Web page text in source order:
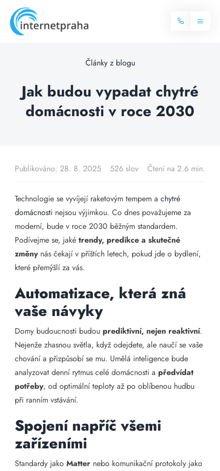
content
Toggle
Internet
Balíčky internetu
Televize
Blog
Kontakt
Články z blogu
Jak budou vypadat chytré
domácnosti v roce 2030
Publikováno: 28. 8. 2025 526 slov Čtení na 2.6 min.
Technologie se vyvíjejí raketovým tempem a chytré
domácnosti nejsou výjimkou. Co dnes považujeme za
moderní, bude v roce 2030 běžným standardem.
Podívejme se, jaké trendy, predikce a skutečné
změnynás čekají v příštích letech, pokud jde o bydlení,
které přemýšlí za vás.
Automatizace, která zná
vaše návyky
Domy budoucnosti budou prediktivní, nejen reaktivní.
Nejenže zhasnou světla, když odejdete, ale naučí se vaše
chování a přizpůsobí se mu. Umělá inteligence bude
analyzovat denní rytmus celé domácnosti a předvídat
potřeby, od optimální teploty až po oblíbenou hudbu
při ranním vstávání.
Spojení napříč všemi
zařízeními
Standardy jako Matter nebo komunikační protokoly jako